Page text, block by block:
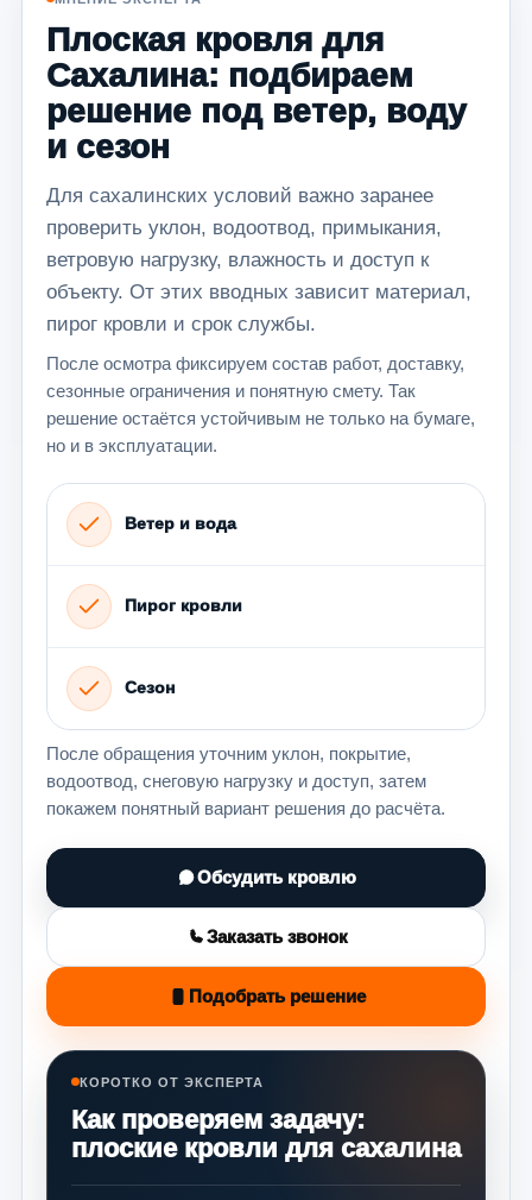
Плоская кровля для
Сахалина: подбираем
решение под ветер, воду
и сезон
Для сахалинских условий важно заранее
проверить уклон, водоотвод, примыкания,
ветровую нагрузку, влажность и доступ к
объекту. От этих вводных зависит материал,
пирог кровли и срок службы.
После осмотра фиксируем состав работ, доставку,
сезонные ограничения и понятную смету. Так
решение остаётся устойчивым не только на бумаге,
но и в эксплуатации.
Ветер и вода
Пирог кровли
Сезон
После обращения уточним уклон, покрытие,
водоотвод, снеговую нагрузку и доступ, затем
покажем понятный вариант решения до расчёта.
Обсудить кровлю
Заказать звонок
Подобрать решение
КОРОТКО ОТ ЭКСПЕРТА
Как проверяем задачу:
плоские кровли для сахалина